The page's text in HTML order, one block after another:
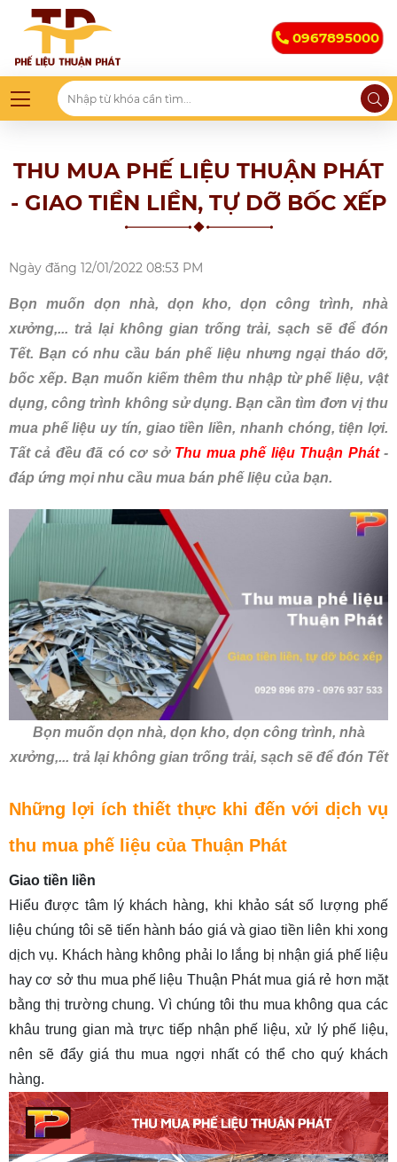
0967895000
THU MUA PHẾ LIỆU THUẬN PHÁT
- GIAO TIỀN LIỀN, TỰ DỠ BỐC XẾP
Ngày đăng 12/01/2022 08:53 PM
Bọn muốn dọn nhà, dọn kho, dọn công trình, nhà
xưởng,... trả lại không gian trống trải, sạch sẽ để đón
Tết. Bạn có nhu cầu bán phế liệu nhưng ngại tháo dỡ,
bốc xếp. Bạn muốn kiếm thêm thu nhập từ phế liệu, vật
dụng, công trình không sử dụng. Bạn cần tìm đơn vị thu
mua phế liệu uy tín, giao tiền liền, nhanh chóng, tiện lợi.
Tất cả đều đã có cơ sở Thu mua phế liệu Thuận Phát-
đáp ứng mọi nhu cầu mua bán phế liệu của bạn.
Bọn muốn dọn nhà, dọn kho, dọn công trình, nhà
xưởng,... trả lại không gian trống trải, sạch sẽ để đón Tết
Những lợi ích thiết thực khi đến với dịch vụ
thu mua phế liệu của Thuận Phát
Giao tiền liền
Hiểu được tâm lý khách hàng, khi khảo sát số lượng phế
liệu chúng tôi sẽ tiến hành báo giá và giao tiền liên khi xong
dịch vụ. Khách hàng không phải lo lắng bị nhận giá phế liệu
hay cơ sở thu mua phế liệu Thuận Phát mua giá rẻ hơn mặt
bằng thị trường chung. Vì chúng tôi thu mua không qua các
khâu trung gian mà trực tiếp nhận phế liệu, xử lý phế liệu,
nên sẽ đẩy giá thu mua ngợi nhất có thể cho quý khách
hàng.